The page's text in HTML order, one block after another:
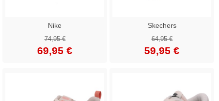
Nike
74,95 €
69,95 €
Skechers
64,95 €
59,95 €